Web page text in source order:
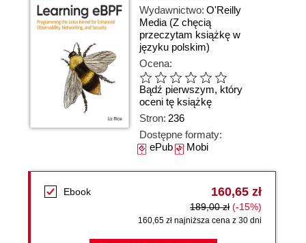
Wydawnictwo: O'Reilly
Media (Z chęcią
przeczytam książkę w
języku polskim)
Ocena:
Bądź pierwszym, który
oceni tę książkę
Stron: 236
Dostępne formaty:
ePubMobi
Ebook 160,65 zł
189,00 zł (-15%)
160,65 zł najniższa cena z 30 dni